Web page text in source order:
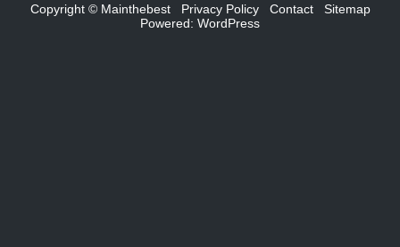
Copyright © Mainthebest Privacy Policy Contact
Sitemap
Powered: WordPress